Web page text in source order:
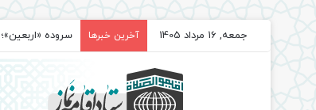
جمعه, 16 مرداد 1405 آخرین خبرها سروده‌